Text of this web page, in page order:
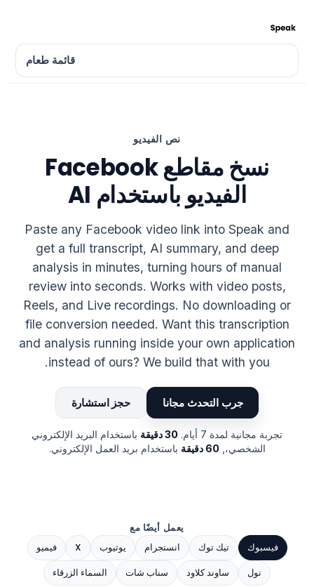
قائمة طعام
نص الفيديو
نسخ مقاطع Facebook
الفيديو باستخدام AI
Paste any Facebook video link into Speak and
get a full transcript, AI summary, and deep
analysis in minutes, turning hours of manual
review into seconds. Works with video posts,
Reels, and Live recordings. No downloading or
file conversion needed. Want this transcription
and analysis running inside your own application
instead of ours? We build that with you.
جرب التحدث مجانا حجز استشارة
تجربة مجانية لمدة 7 أيام. 30 دقيقة
باستخدام البريد الإلكتروني
الشخصي،,60 دقيقة باستخدام بريد العمل الإلكتروني.
يعمل أيضًا مع
فيسبوك تيك توك انستجرام يوتيوب X
فيميو
نول
ساوند كلاود سناب شات السماء الزرقاء